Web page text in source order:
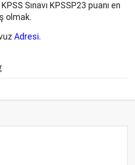
Sınavı KPSSP23 puanı en
olmak.
Adresi.